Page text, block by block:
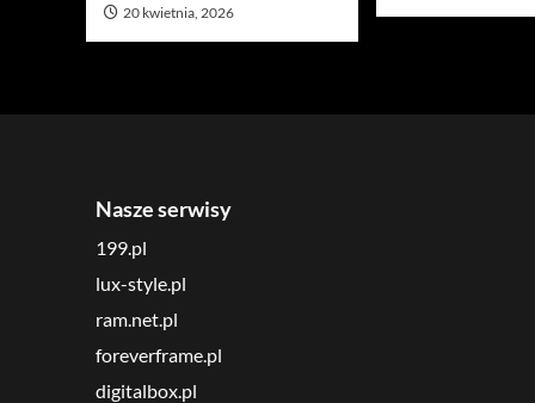
20 kwietnia, 2026
Nasze serwisy
199.pl
lux-style.pl
ram.net.pl
foreverframe.pl
digitalbox.pl